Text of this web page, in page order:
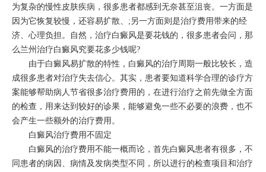
为复杂的慢性皮肤疾病，很多患者都感到无奈甚至沮丧。一方面是
因为它恢复较慢，还容易扩散、;另一方面则是治疗费用带来的经
济、心理负担。自然，治疗白癜风是要花钱的，很多患者会问，那
么兰州治疗白癜风究要花多少钱呢?
由于白癜风易扩散的特性，白癜风的治疗周期一般比较长，造
成很多患者对治疗失去信心。其实，患者要知道科学合理的诊疗方
案能够帮助病人节省很多治疗费用的，在进行治疗之前先做全方面
的检查，用来达到较好的诊果，能够避免一些不必要的浪费，也不
会产生一些额外的治疗费用。
白癜风治疗费用不固定
白癜风的治疗费用不能一概而论，首先白癜风患者有很多，不
同患者的病因、病情及发病类型不同，所以进行的检查项目和治疗